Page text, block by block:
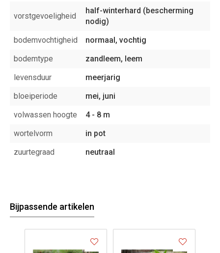
vorstgevoeligheid
half-winterhard (bescherming
nodig)
bodemvochtigheid
normaal, vochtig
bodemtype
zandleem, leem
levensduur
meerjarig
bloeiperiode
mei, juni
volwassen hoogte
4 - 8 m
wortelvorm
in pot
zuurtegraad
neutraal
Bijpassende artikelen